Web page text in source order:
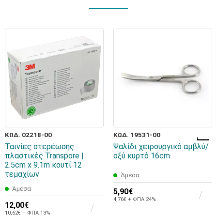
ΚΩΔ. 02218-00
Ταινίες στερέωσης
πλαστικές Transpore |
2.5cm x 9.1m κουτί 12
τεμαχίων
Άμεσα
12,00€
10,62€ + ΦΠΑ 13%
ΚΩΔ. 19531-00
Ψαλίδι χειρουργικό αμβλύ/
οξύ κυρτό 16cm
Άμεσα
5,90€
4,76€ + ΦΠΑ 24%